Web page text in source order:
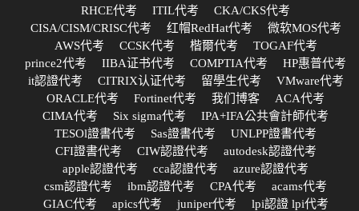
RHCE代考
ITIL代考
CKA/CKS代考
CISA/CISM/CRISC代考
红帽RedHat代考
微软MOS代考
AWS代考
CCSK代考 楷爾代考
TOGAF代考
prince2代考
IIBA证书代考 COMPTIA代考
HP惠普代考
it認證代考
CITRIX认证代考 留學生代考
VMware代考
ORACLE代考
Fortinet代考 我们博客
ACA代考
CIMA代考
Six sigma代考
IPA+IFA公共會計師代考
TESOl證書代考
Sas證書代考
UNLPP證書代考
CFI證書代考
CIW認證代考
autodesk認證代考
apple認證代考
cca認證代考
azure認證代考
csm認證代考
ibm認證代考 CPA代考
acams代考
GIAC代考
apics代考 juniper代考
lpi認證 lpi代考